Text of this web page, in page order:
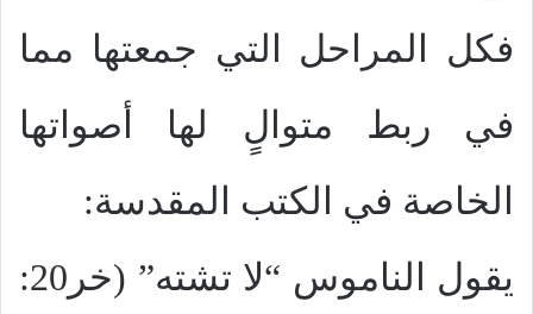
فكل المراحل التي جمعتها مما
في ربط متوالٍ لها أصواتها
الخاصة في الكتب المقدسة:
يقول الناموس “لا تشته” (خر20: